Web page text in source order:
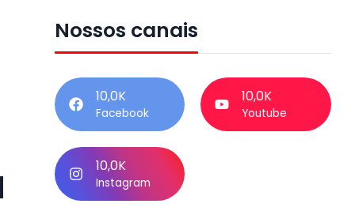
Nossos canais
10,0K
Facebook
10,0K
Youtube
10,0K
Instagram